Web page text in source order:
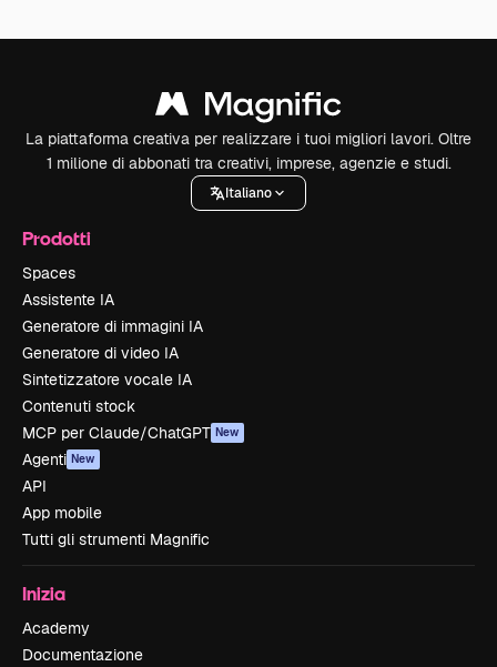
La piattaforma creativa per realizzare i tuoi migliori lavori. Oltre
1 milione di abbonati tra creativi, imprese, agenzie e studi.
Italiano
Prodotti
Spaces
Assistente IA
Generatore di immagini IA
Generatore di video IA
Sintetizzatore vocale IA
Contenuti stock
MCP per Claude/ChatGPT New
Agenti New
API
App mobile
Tutti gli strumenti Magnific
Inizia
Academy
Documentazione